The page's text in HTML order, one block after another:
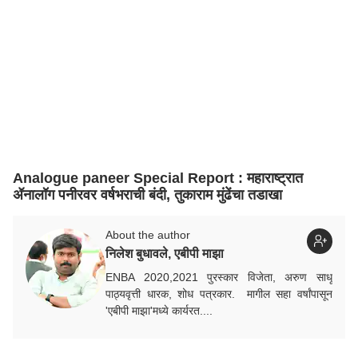
Analogue paneer Special Report : महाराष्ट्रात
ॲनालॉग पनीरवर वर्षभराची बंदी, तुकाराम मुंढेंचा तडाखा
About the author
निलेश बुधावले, एबीपी माझा
ENBA 2020,2021 पुरस्कार विजेता, अरुण साधू
पाठ्यवृत्ती धारक, शोध पत्रकार. मागील सहा वर्षांपासून
'एबीपी माझा'मध्ये कार्यरत....